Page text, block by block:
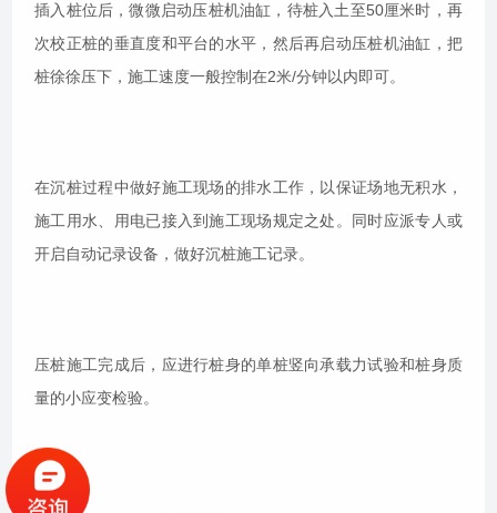
插入桩位后，微微启动压桩机油缸，待桩入土至50厘米时，再
次校正桩的垂直度和平台的水平，然后再启动压桩机油缸，把
桩徐徐压下，施工速度一般控制在2米/分钟以内即可。
在沉桩过程中做好施工现场的排水工作，以保证场地无积水，
施工用水、用电已接入到施工现场规定之处。同时应派专人或
开启自动记录设备，做好沉桩施工记录。
压桩施工完成后，应进行桩身的单桩竖向承载力试验和桩身质
量的小应变检验。